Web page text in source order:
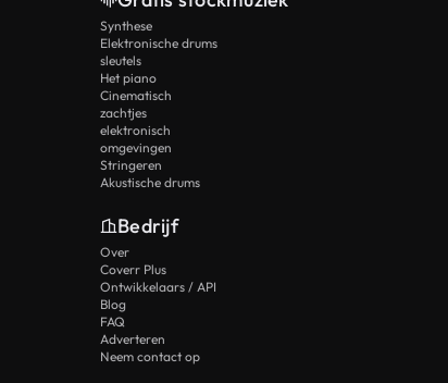
Synthese
Elektronische drums
sleutels
Het piano
Cinematisch
zachtjes
elektronisch
omgevingen
Stringeren
Akustische drums
Bedrijf
Over
Coverr Plus
Ontwikkelaars / API
Blog
FAQ
Adverteren
Neem contact op